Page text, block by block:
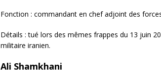
Fonction : commandant en chef adjoint des
Détails : tué lors des mêmes frappes du 13 juin
militaire iranien.
Ali Shamkhani